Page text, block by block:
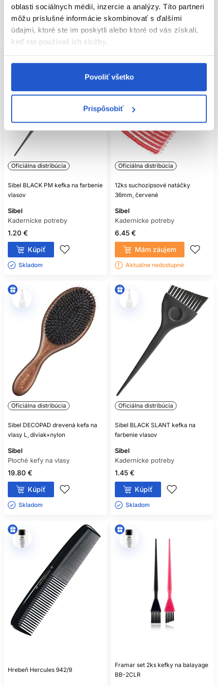
oblasti sociálnych médií, inzercie a analýzy. Títo partneri
môžu príslušné informácie skombinovať s ďalšími
údajmi, ktoré ste im poskytli alebo ktoré od vás získali,
keď ste používali ich služby.
Povoliť všetko
Prispôsobiť
Mám záujem Mám záujem
Oficiálna distribúcia
Sibel BLACK PM kefka na farbenie
vlasov
Sibel
Kadernícke potreby
1.20 €
Kúpiť
Skladom ㅤ
Oficiálna distribúcia
12ks suchozipsové natáčky
36mm, červené
Sibel
Kadernícke potreby
6.45 €
Mám záujem
Aktuálne nedostupné
Oficiálna distribúcia
Sibel DECOPAD drevená kefa na
vlasy L, diviak+nylon
Sibel
Ploché kefy na vlasy
19.80 €
Kúpiť
Skladom ㅤ
Oficiálna distribúcia
Sibel BLACK SLANT kefka na
farbenie vlasov
Sibel
Kadernícke potreby
1.45 €
Kúpiť
Skladom ㅤ
Hrebeň Hercules 942/9
Framar set 2ks kefky na balayage
BB-2CLR